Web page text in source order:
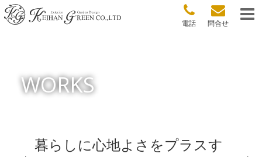
問合せ
電話
WORKS
暮らしに心地よさをプラスす